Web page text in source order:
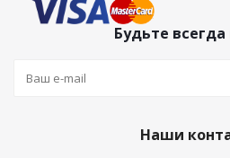
Будьте всегда
Наши